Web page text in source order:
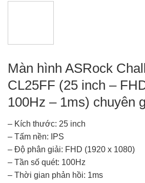
Màn hình ASRock
CL25FF (25 inch –
100Hz – 1ms) chuyên
– Kích thước: 25 inch
– Tấm nền: IPS
– Độ phân giải: FHD (1920 x 1080)
– Tần số quét: 100Hz
– Thời gian phản hồi: 1ms